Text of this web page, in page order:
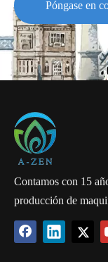
RS2(3)MSUS se
un soporte de
incrustada al
Las telas biaxiales
otro material pesado,
Póngase en
soporte
Contamos con 15
producción de